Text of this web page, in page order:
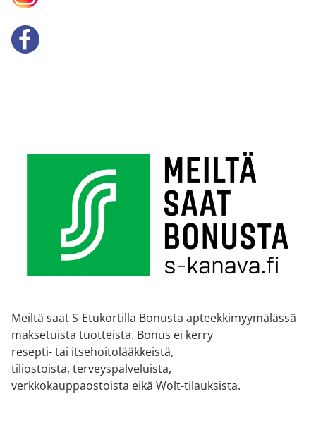
Meiltä saat S-Etukortilla Bonusta apteekkimyymälässä
maksetuista tuotteista. Bonus ei kerry
resepti- tai itsehoitolääkkeistä,
tiliostoista, terveyspalveluista,
verkkokauppaostoista eikä Wolt-tilauksista.